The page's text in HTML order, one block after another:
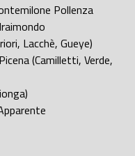
Pollenza
Lacchè, Gueye)
(Camilletti, Verde,